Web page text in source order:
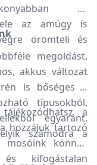
és
az amúgy is
örömteli és
megoldást.
akkus változat
is bőséges a
típusokból,
egyaránt.
számodra a
a
hozzájuk tartozó
mosóink könnyű
kifogástalan